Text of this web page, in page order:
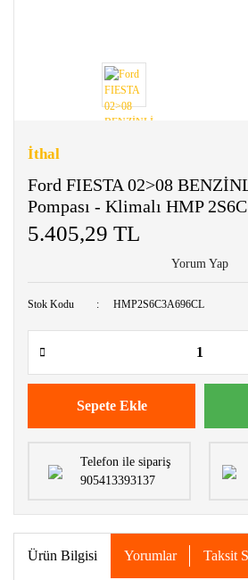
İthal
Ford FIESTA 02>08
Pompası - Klimalı HMP
5.405,29 TL
Yorum Yap
Stok Kodu HMP2S6C3A696CL
Sepete Ekle
Telefon ile sipariş
905413393137
Ürün Bilgisi Yorumlar Taksit